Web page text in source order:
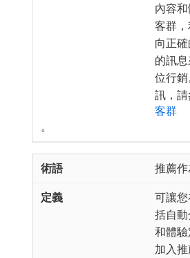
內容
客群
向正
的訊
位行
訊，
客群
。
推薦
可讓
括自
和體驗
加入